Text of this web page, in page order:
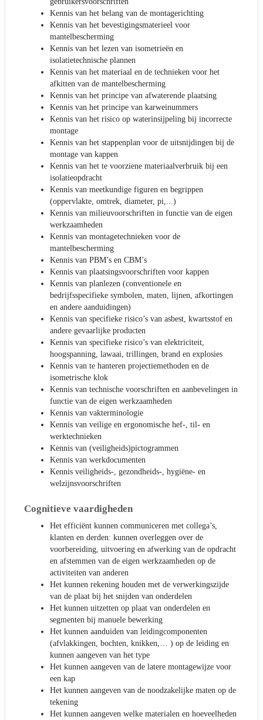
Kennis van het belang van de montagerichting
Kennis van het bevestigingsmaterieel voor
mantelbescherming
Kennis van het lezen van isometrieën en
isolatietechnische plannen
Kennis van het materiaal en de technieken voor het
afkitten van de mantelbescherming
Kennis van het principe van afwaterende plaatsing
Kennis van het principe van karweinummers
Kennis van het risico op waterinsijpeling bij incorrecte
montage
Kennis van het stappenplan voor de uitsnijdingen bij de
montage van kappen
Kennis van het te voorziene materiaalverbruik bij een
isolatieopdracht
Kennis van meetkundige figuren en begrippen
(oppervlakte, omtrek, diameter, pi,...)
Kennis van milieuvoorschriften in functie van de eigen
werkzaamheden
Kennis van montagetechnieken voor de
mantelbescherming
Kennis van PBM’s en CBM’s
Kennis van plaatsingsvoorschriften voor kappen
Kennis van planlezen (conventionele en
bedrijfsspecifieke symbolen, maten, lijnen, afkortingen
en andere aanduidingen)
Kennis van specifieke risico’s van asbest, kwartsstof en
andere gevaarlijke producten
Kennis van specifieke risico’s van elektriciteit,
hoogspanning, lawaai, trillingen, brand en explosies
Kennis van te hanteren projectiemethoden en de
isometrische klok
Kennis van technische voorschriften en aanbevelingen in
functie van de eigen werkzaamheden
Kennis van vakterminologie
Kennis van veilige en ergonomische hef-, til- en
werktechnieken
Kennis van (veiligheids)pictogrammen
Kennis van werkdocumenten
Kennis veiligheids-, gezondheids-, hygiëne- en
welzijnsvoorschriften
Cognitieve vaardigheden
Het efficiënt kunnen communiceren met collega’s,
klanten en derden: kunnen overleggen over de
voorbereiding, uitvoering en afwerking van de opdracht
en afstemmen van de eigen werkzaamheden op de
activiteiten van anderen
Het kunnen rekening houden met de verwerkingszijde
van de plaat bij het snijden van onderdelen
Het kunnen uitzetten op plaat van onderdelen en
segmenten bij manuele bewerking
Het kunnen aanduiden van leidingcomponenten
(afvlakkingen, bochten, knikken,… ) op de leiding en
kunnen aangeven van het type
Het kunnen aangeven van de latere montagewijze voor
een kap
Het kunnen aangeven van de noodzakelijke maten op de
tekening
Het kunnen aangeven welke materialen en hoeveelheden